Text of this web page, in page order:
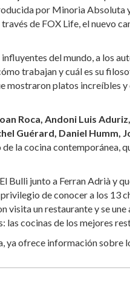
por Minoria Absoluta
de FOX Life, el nuevo
del mundo, a los
trabajan y cuál es su
mostraron platos increíbles y
Roca, Andoni Luis
Guérard, Daniel Humm,
de la cocina contemporánea,
Bulli junto a Ferran Adrià y
de conocer a los 13
visita un restaurante y se
cocinas de los mejores
ya ofrece información sobre